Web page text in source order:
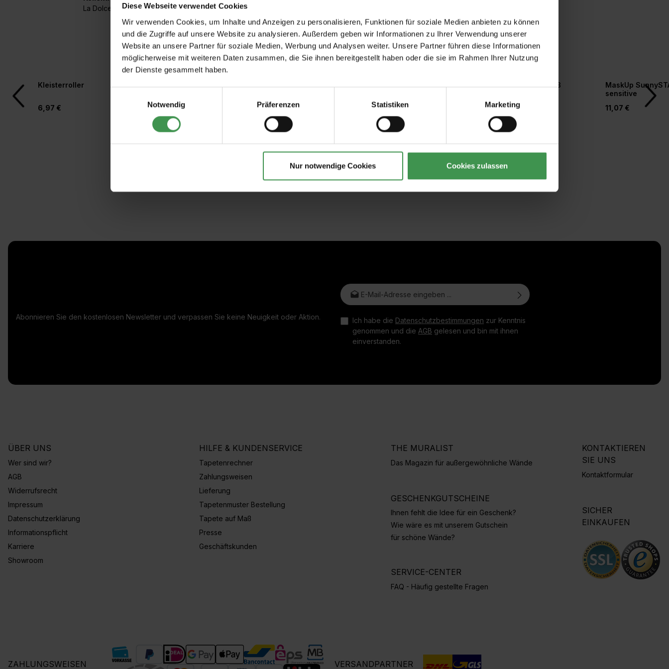
Diese Webseite verwendet Cookies
Wir verwenden Cookies, um Inhalte und Anzeigen zu personalisieren, Funktionen für soziale Medien anbieten zu können
und die Zugriffe auf unsere Website zu analysieren. Außerdem geben wir Informationen zu Ihrer Verwendung unserer
Website an unsere Partner für soziale Medien, Werbung und Analysen weiter. Unsere Partner führen diese Informationen
möglicherweise mit weiteren Daten zusammen, die Sie ihnen bereitgestellt haben oder die sie im Rahmen Ihrer Nutzung
der Dienste gesammelt haben.
Notwendig
Präferenzen Statistiken Marketing
Nur notwendige Cookies Cookies zulassen
La Dolce Vita
Empfohlenes Zubehör
Produktgalerie überspringen
Kleisterroller
6,97 €
Rollkleber für Vliestapeten
4,97 €
Tapetenkleister Clearpro -
19,00 €
Tapeten-Nahtroller
1,57 €
Tapetengrund weiß
20,77 €
MaskUp
sensitive
11,07 €
Abonnieren Sie den kostenlosen Newsletter und verpassen Sie keine Neuigkeit oder Aktion.
E-Mail-Adresse*
Ich habe die Datenschutzbestimmungen zur Kenntnis
genommen und die AGB gelesen und bin mit ihnen
einverstanden.
ÜBER UNS
Wer sind wir?
AGB
Widerrufsrecht
Impressum
Datenschutzerklärung
Informationspflicht
Karriere
Showroom
HILFE & KUNDENSERVICE
Tapetenrechner
Zahlungsweisen
Lieferung
Tapetenmuster Bestellung
Tapete auf Maß
Presse
Geschäftskunden
THE MURALIST
Das Magazin für außergewöhnliche Wände
GESCHENKGUTSCHEINE
Ihnen fehlt die Idee für ein Geschenk?
Wie wäre es mit unserem Gutschein
für schöne Wände?
SERVICE-CENTER
FAQ - Häufig gestellte Fragen
KONTAKTIEREN
SIE UNS
Kontaktformular
SICHER
EINKAUFEN
ZAHLUNGSWEISEN VERSANDPARTNER